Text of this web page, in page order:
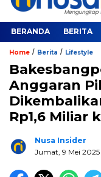
BERANDA BERITA
Home / Berita / Lifestyle
Anggaran
Rp1,6 Miliar
Nusa Insider
Jumat, 9 Mei 2025